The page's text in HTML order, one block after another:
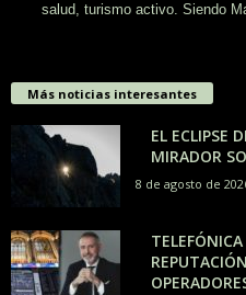
salud, turismo activo. Siendo
Más noticias interesantes
EL ECLIPSE
MIRADOR
8 de agosto de